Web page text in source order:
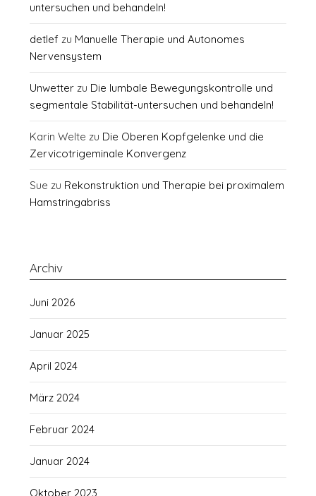
untersuchen und behandeln!
detlef zu Manuelle Therapie und Autonomes
Nervensystem
Unwetter zu Die lumbale Bewegungskontrolle und
segmentale Stabilität-untersuchen und behandeln!
Karin Welte zu Die Oberen Kopfgelenke und die
Zervicotrigeminale Konvergenz
Sue zu Rekonstruktion und Therapie bei proximalem
Hamstringabriss
Archiv
Juni 2026
Januar 2025
April 2024
März 2024
Februar 2024
Januar 2024
Oktober 2023